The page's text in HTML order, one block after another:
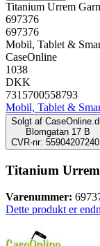
Titanium Urrem
697376
697376
Mobil, Tablet &
CaseOnline
1038
DKK
7315700558793
Mobil, Tablet &
Solgt af
Blomgatan 17 B
CVR-nr:
Titanium
Varenummer:
Dette produkt er